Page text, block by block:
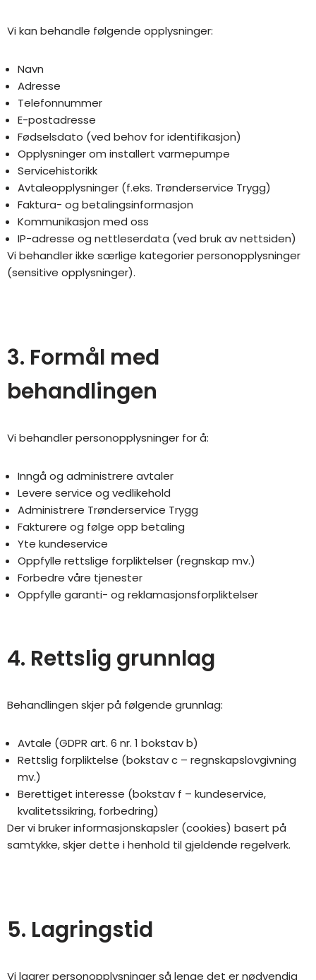
Vi kan behandle følgende opplysninger:
Navn
Adresse
Telefonnummer
E-postadresse
Fødselsdato (ved behov for identifikasjon)
Opplysninger om installert varmepumpe
Servicehistorikk
Avtaleopplysninger (f.eks. Trønderservice Trygg)
Faktura- og betalingsinformasjon
Kommunikasjon med oss
IP-adresse og nettleserdata (ved bruk av nettsiden)
Vi behandler ikke særlige kategorier personopplysninger
(sensitive opplysninger).
3. Formål med
behandlingen
Vi behandler personopplysninger for å:
Inngå og administrere avtaler
Levere service og vedlikehold
Administrere Trønderservice Trygg
Fakturere og følge opp betaling
Yte kundeservice
Oppfylle rettslige forpliktelser (regnskap mv.)
Forbedre våre tjenester
Oppfylle garanti- og reklamasjonsforpliktelser
4. Rettslig grunnlag
Behandlingen skjer på følgende grunnlag:
Avtale (GDPR art. 6 nr. 1 bokstav b)
Rettslig forpliktelse (bokstav c – regnskapslovgivning
mv.)
Berettiget interesse (bokstav f – kundeservice,
kvalitetssikring, forbedring)
Der vi bruker informasjonskapsler (cookies) basert på
samtykke, skjer dette i henhold til gjeldende regelverk.
5. Lagringstid
Vi lagrer personopplysninger så lenge det er nødvendig